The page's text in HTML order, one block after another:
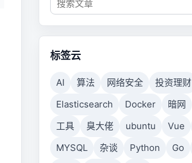
标签云
AI 算法 网络安全
投资理财
Elasticsearch
Docker
暗网
工具
臭大佬 ubuntu Vue
MYSQL
杂谈 Python Go